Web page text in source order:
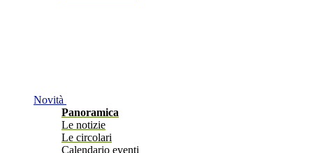
Novità
Panoramica
Le notizie
Le circolari
Calendario eventi